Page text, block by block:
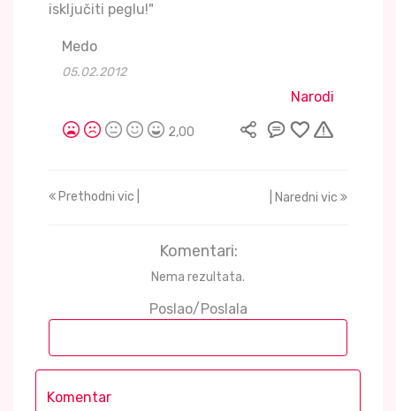
isključiti peglu!"
Medo
05.02.2012
Narodi
2,00
Prethodni vic | | Naredni vic
Komentari:
Nema rezultata.
Poslao/Poslala